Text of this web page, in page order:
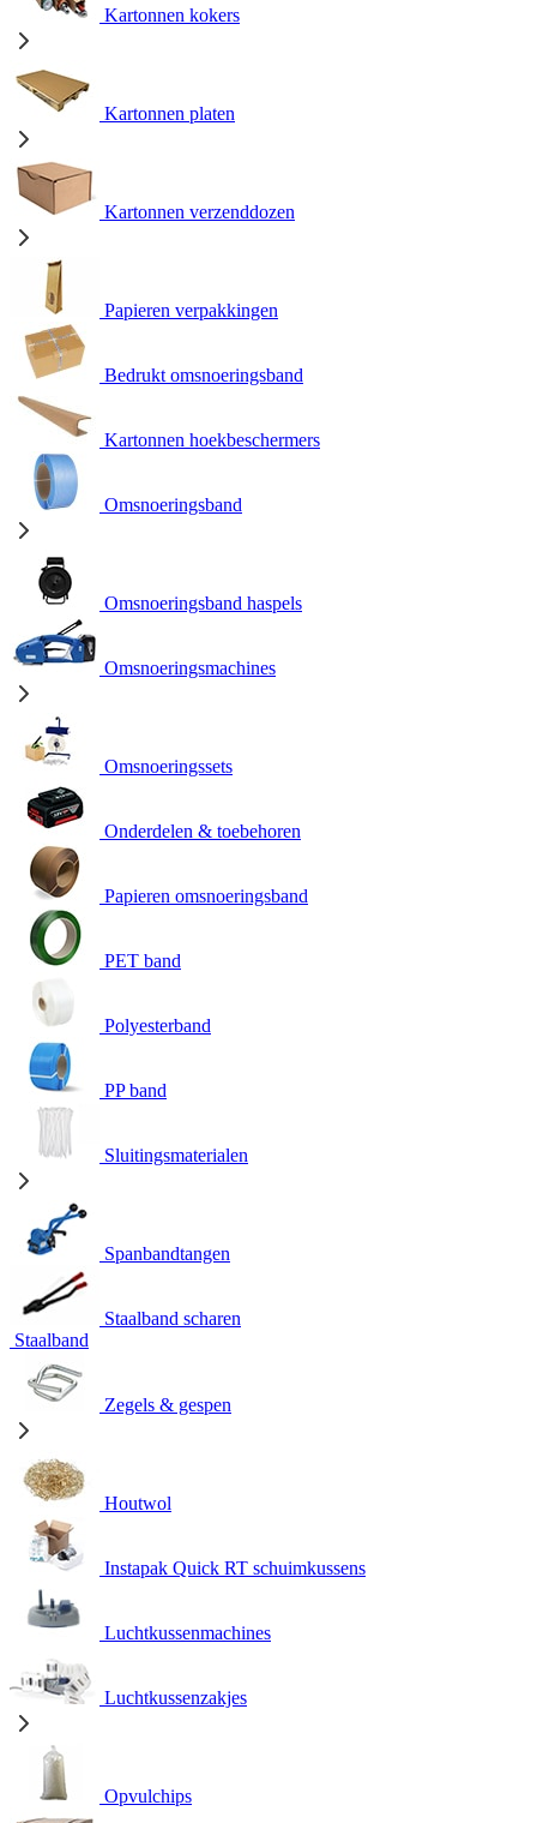
Kartonnen kokers
Kartonnen platen
Kartonnen verzenddozen
Papieren verpakkingen
Bedrukt omsnoeringsband
Kartonnen hoekbeschermers
Omsnoeringsband
Omsnoeringsband haspels
Omsnoeringsmachines
Omsnoeringssets
Onderdelen & toebehoren
Papieren omsnoeringsband
PET band
Polyesterband
PP band
Sluitingsmaterialen
Spanbandtangen
Staalband scharen
Staalband
Zegels & gespen
Houtwol
Instapak Quick RT schuimkussens
Luchtkussenmachines
Luchtkussenzakjes
Opvulchips